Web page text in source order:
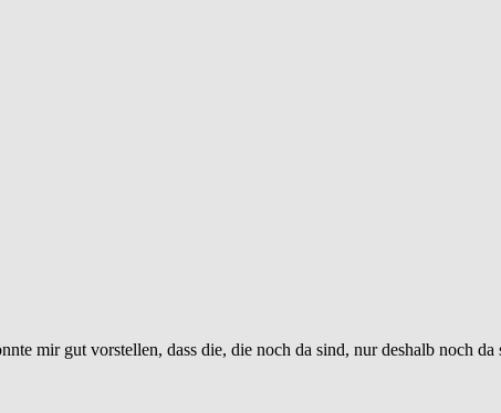
mir gut vorstellen, dass die, die noch da sind, nur deshalb noch